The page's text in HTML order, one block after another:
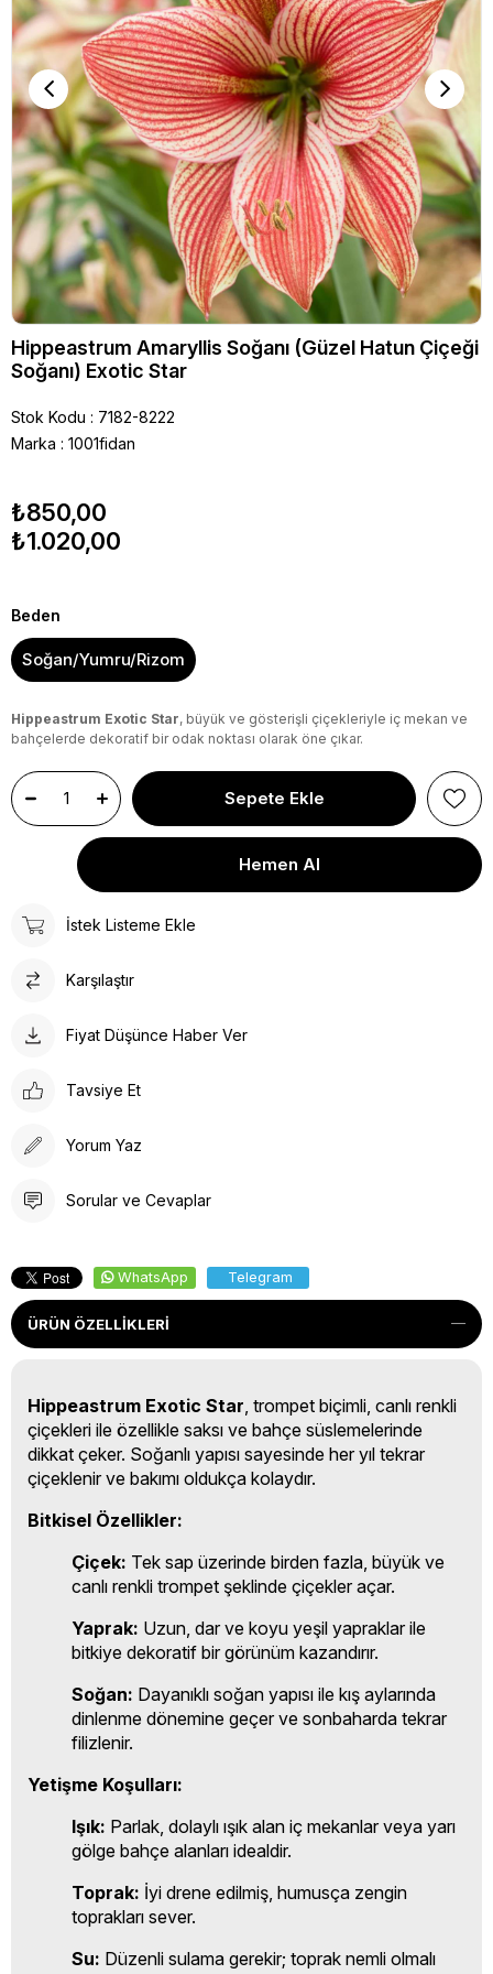
Hippeastrum Amaryllis Soğanı (Güzel Hatun Çiçeği
Soğanı) Exotic Star
Stok Kodu
7182-8222
Marka : 1001fidan
₺850,00
₺1.020,00
Beden
Soğan/Yumru/Rizom
Hippeastrum Exotic Star, büyük ve gösterişli çiçekleriyle iç mekan ve
bahçelerde dekoratif bir odak noktası olarak öne çıkar.
İstek Listeme Ekle
Karşılaştır
Fiyat Düşünce Haber Ver
Tavsiye Et
Yorum Yaz
Sorular ve Cevaplar
WhatsApp Telegram
ÜRÜN ÖZELLIKLERI
Hippeastrum Exotic Star , trompet biçimli, canlı renkli
çiçekleri ile özellikle saksı ve bahçe süslemelerinde
dikkat çeker. Soğanlı yapısı sayesinde her yıl tekrar
çiçeklenir ve bakımı oldukça kolaydır.
Bitkisel Özellikler:
Çiçek: Tek sap üzerinde birden fazla, büyük ve
canlı renkli trompet şeklinde çiçekler açar.
Yaprak: Uzun, dar ve koyu yeşil yapraklar ile
bitkiye dekoratif bir görünüm kazandırır.
Soğan: Dayanıklı soğan yapısı ile kış aylarında
dinlenme dönemine geçer ve sonbaharda tekrar
filizlenir.
Yetişme Koşulları:
Işık: Parlak, dolaylı ışık alan iç mekanlar veya yarı
gölge bahçe alanları idealdir.
Toprak: İyi drene edilmiş, humusça zengin
toprakları sever.
Su: Düzenli sulama gerekir; toprak nemli olmalı